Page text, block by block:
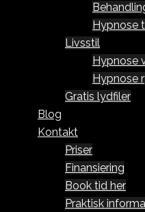
Hypnose
Livsstil
Hypnose
Hypnose
Gratis lydfiler
Blog
Kontakt
Priser
Finansiering
Book tid her
Praktisk